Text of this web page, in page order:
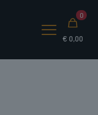
0
€ 0,00